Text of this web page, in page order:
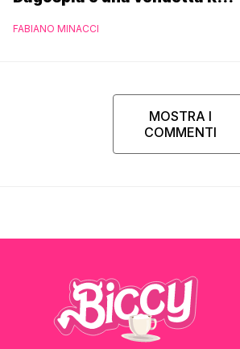
FABIANO MINACCI
MOSTRA I
COMMENTI